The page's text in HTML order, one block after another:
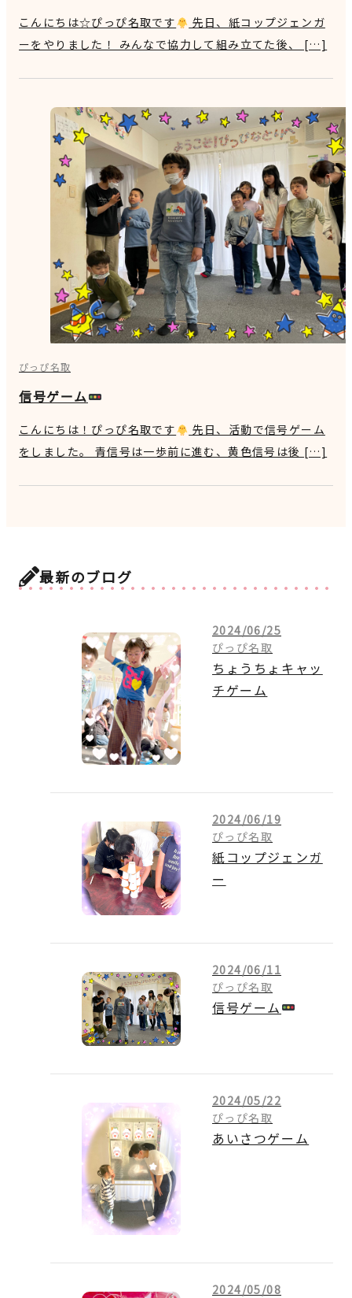
こんにちは☆ぴっぴ名取です
先日、紙コップジェンガ
ーをやりました！ みんなで協力して組み立てた後、 […]
ぴっぴ名取
信号ゲーム
こんにちは！ぴっぴ名取です
先日、活動で信号ゲーム
をしました。 青信号は一歩前に進む、黄色信号は後 […]
最新のブログ
2024/06/25
ぴっぴ名取
ちょうちょキャッ
チゲーム
2024/06/19
ぴっぴ名取
紙コップジェンガ
ー
2024/06/11
ぴっぴ名取
信号ゲーム
2024/05/22
ぴっぴ名取
あいさつゲーム
2024/05/08